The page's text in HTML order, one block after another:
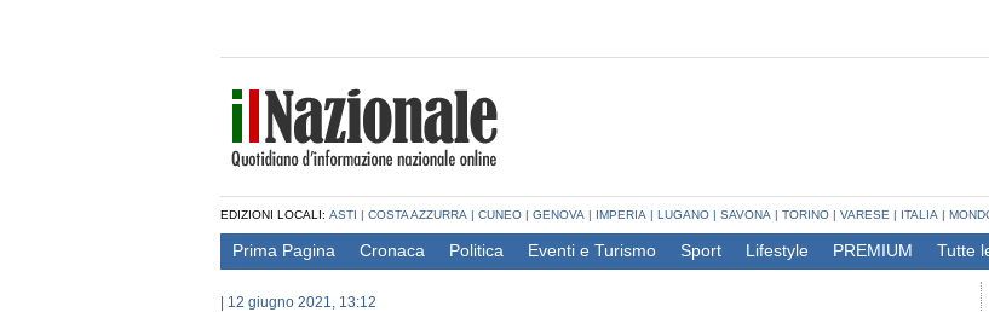
EDIZIONI LOCALI: ASTI | COSTA AZZURRA | CUNEO | GENOVA | IMPERIA | LUGANO | SAVONA | TORINO | VARESE | ITALIA |
Prima Pagina Cronaca Politica Eventi e Turismo Sport Lifestyle PREMIUM Tutte
12 giugno 2021, 13:12